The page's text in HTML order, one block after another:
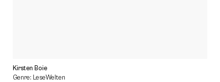
Kirsten Boie
Genre: LeseWelten